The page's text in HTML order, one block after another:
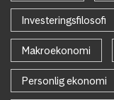
Investeringsfilosofi
Makroekonomi
Personlig ekonomi